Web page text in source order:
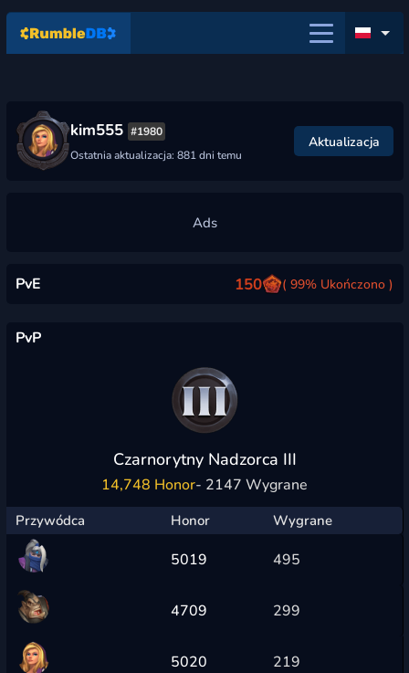
kim555 #1980
Ostatnia aktualizacja: 881 dni temu
Aktualizacja
PvE 150 ( 99% Ukończono )
PvP
Czarnorytny Nadzorca III
14,748 Honor- 2147 Wygrane
Przywódca Honor Wygrane
5019 495
4709 299
5020 219